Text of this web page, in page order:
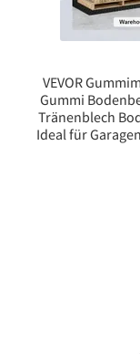
VEVOR
Gummi
Tränenblech
Ideal für